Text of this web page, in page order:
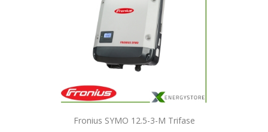
Quick view
Fronius SYMO 12.5-3-M Trifase